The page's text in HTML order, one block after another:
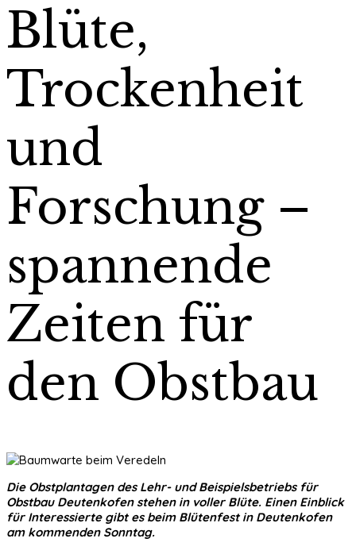
Blüte,
Trockenheit
und
Forschung –
spannende
Zeiten für
den Obstbau
Die Obstplantagen des Lehr- und Beispielsbetriebsfür
Obstbau Deutenkofen stehen in voller Blüte. Einen Einblick
für Interessierte gibt es beimBlütenfestin Deutenkofen
am kommenden Sonntag.